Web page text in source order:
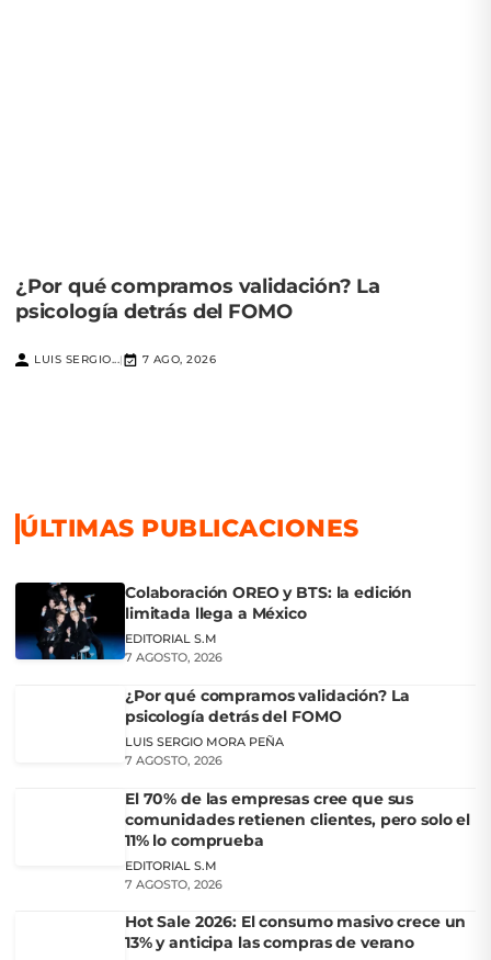
¿Por qué compramos validación? La
psicología detrás del FOMO
LUIS SERGIO... 7 AGO, 2026
ÚLTIMAS PUBLICACIONES
Colaboración OREO y BTS: la edición
limitada llega a México
EDITORIAL S.M
7 AGOSTO, 2026
¿Por qué compramos validación? La
psicología detrás del FOMO
LUIS SERGIO MORA PEÑA
7 AGOSTO, 2026
El 70% de las empresas cree que sus
comunidades retienen clientes, pero solo el
11% lo comprueba
EDITORIAL S.M
7 AGOSTO, 2026
Hot Sale 2026: El consumo masivo crece un
13% y anticipa las compras de verano